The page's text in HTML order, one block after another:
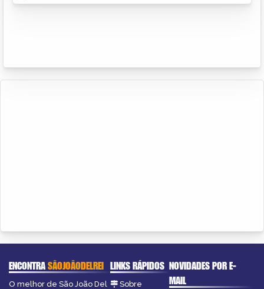
ENCONTRASÃOJOÃODELREI
O melhor de São João Del
LINKS RÁPIDOS
Sobre
NOVIDADES POR E-
MAIL